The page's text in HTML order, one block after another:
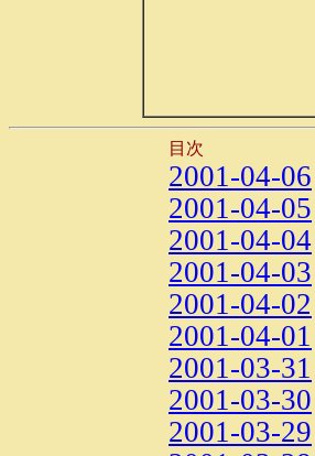
目次
2001-04-06
2001-04-05
2001-04-04
2001-04-03
2001-04-02
2001-04-01
2001-03-31
2001-03-30
2001-03-29